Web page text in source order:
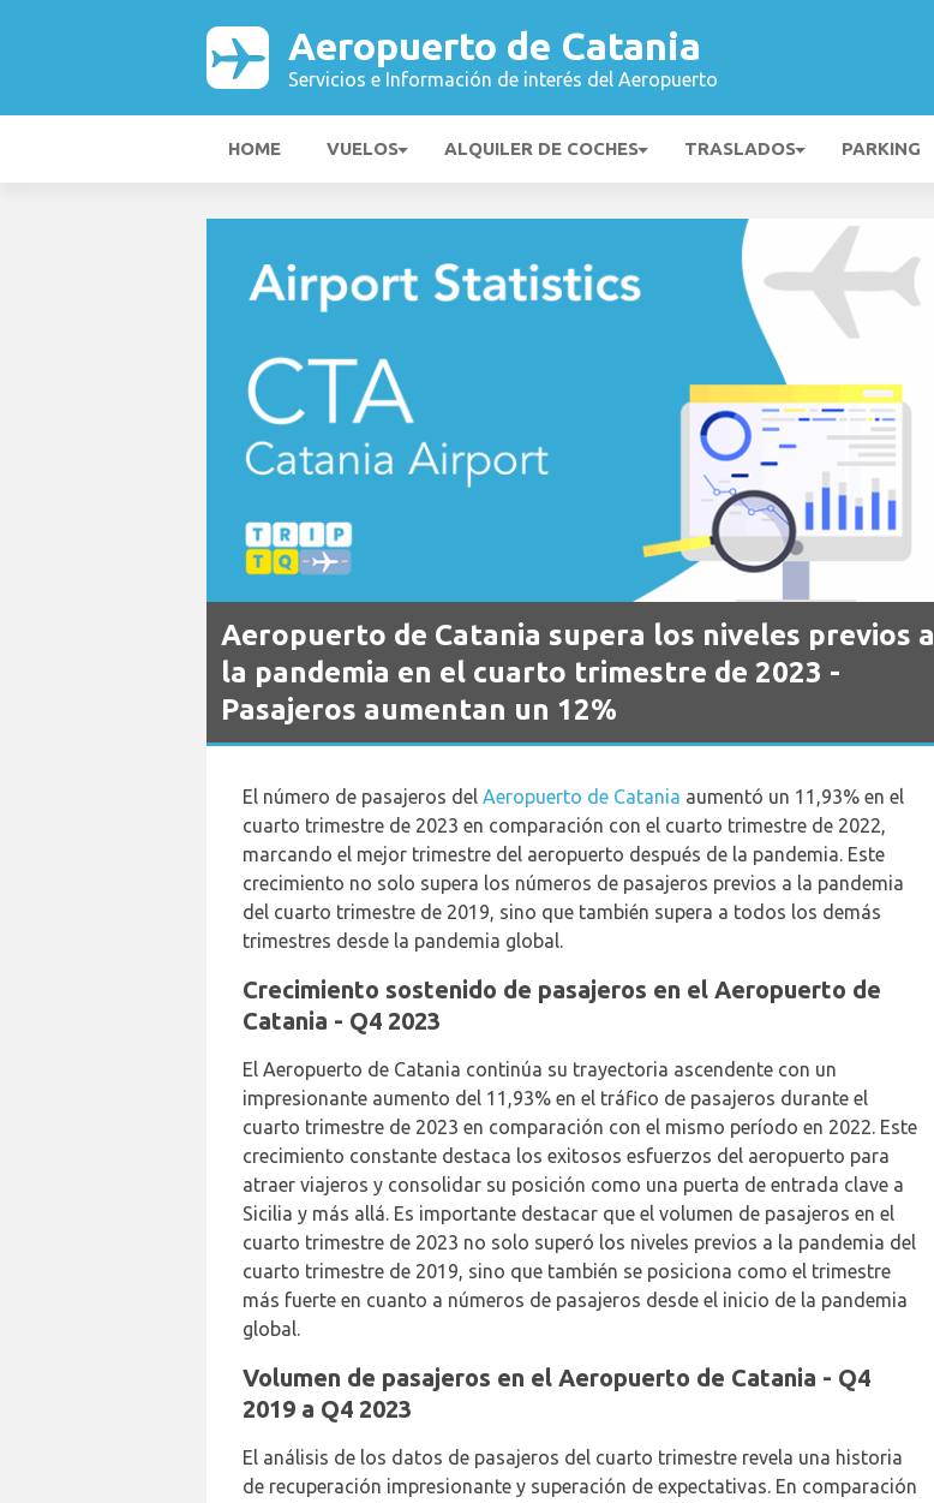
Aeropuerto de Catania
Servicios e Información de interés del Aeropuerto
HOME VUELOS ALQUILER DE COCHES TRASLADOS PARKING
Aeropuerto de Catania supera los niveles previos a
la pandemia en el cuarto trimestre de 2023 -
Pasajeros aumentan un 12%
El número de pasajeros del Aeropuerto de Catania aumentó un 11,93% en el
cuarto trimestre de 2023 en comparación con el cuarto trimestre de 2022,
marcando el mejor trimestre del aeropuerto después de la pandemia. Este
crecimiento no solo supera los números de pasajeros previos a la pandemia
del cuarto trimestre de 2019, sino que también supera a todos los demás
trimestres desde la pandemia global.
Crecimiento sostenido de pasajeros en el Aeropuerto de
Catania - Q4 2023
El Aeropuerto de Catania continúa su trayectoria ascendente con un
impresionante aumento del 11,93% en el tráfico de pasajeros durante el
cuarto trimestre de 2023 en comparación con el mismo período en 2022. Este
crecimiento constante destaca los exitosos esfuerzos del aeropuerto para
atraer viajeros y consolidar su posición como una puerta de entrada clave a
Sicilia y más allá. Es importante destacar que el volumen de pasajeros en el
cuarto trimestre de 2023 no solo superó los niveles previos a la pandemia del
cuarto trimestre de 2019, sino que también se posiciona como el trimestre
más fuerte en cuanto a números de pasajeros desde el inicio de la pandemia
global.
Volumen de pasajeros en el Aeropuerto de Catania - Q4
2019 a Q4 2023
El análisis de los datos de pasajeros del cuarto trimestre revela una historia
de recuperación impresionante y superación de expectativas. En comparación